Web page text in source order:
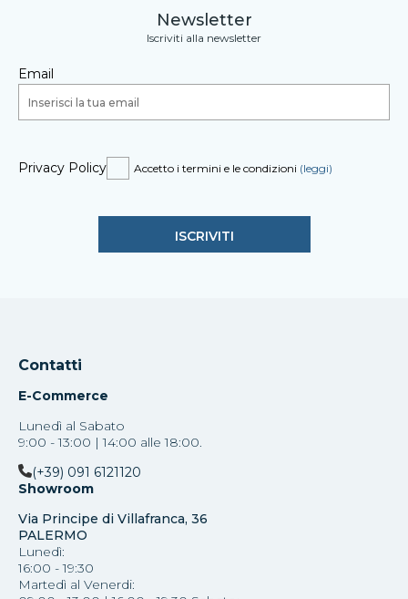
Newsletter
Iscriviti alla newsletter
Email
Privacy Policy Accetto i termini e le condizioni (leggi)
Contatti
E-Commerce
Lunedì al Sabato
9:00 - 13:00 | 14:00 alle 18:00.
(+39) 091 6121120
Showroom
Via Principe di Villafranca, 36
PALERMO
Lunedì:
16:00 - 19:30
Martedì al Venerdi: